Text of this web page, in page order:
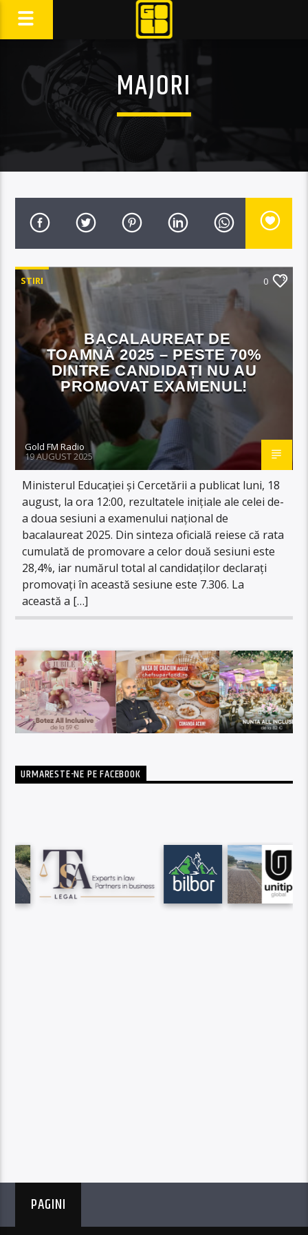
MAJORI
STIRI 0
BACALAUREAT DE
TOAMNĂ 2025 – PESTE 70%
DINTRE CANDIDAȚI NU AU
PROMOVAT EXAMENUL!
Gold FM Radio
19 AUGUST 2025
Ministerul Educației și Cercetării a publicat luni, 18
august, la ora 12:00, rezultatele inițiale ale celei de-
a doua sesiuni a examenului național de
bacalaureat 2025. Din sinteza oficială reiese că rata
cumulată de promovare a celor două sesiuni este
28,4%, iar numărul total al candidaților declarați
promovați în această sesiune este 7.306. La
această a […]
URMARESTE-NE PE FACEBOOK
PAGINI